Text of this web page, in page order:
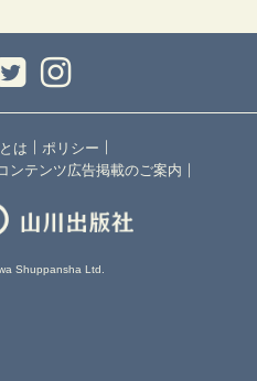
は ｜ ポリシー ｜
ンテンツ広告掲載のご案内 ｜
Shuppansha Ltd.